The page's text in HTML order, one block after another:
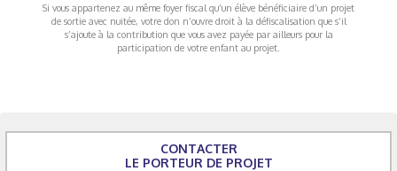
Si vous appartenez au même foyer fiscal qu’un élève bénéficiaire d’un projet
de sortie avec nuitée, votre don n’ouvre droit à la défiscalisation que s’il
s’ajoute à la contribution que vous avez payée par ailleurs pour la
participation de votre enfant au projet.
CONTACTER
LE PORTEUR DE PROJET